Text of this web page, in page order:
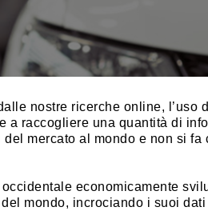
nostre ricerche online, l’uso
a raccogliere una quantità di
mercato al mondo e non si fa
economicamente
mondo, incrociando i suoi